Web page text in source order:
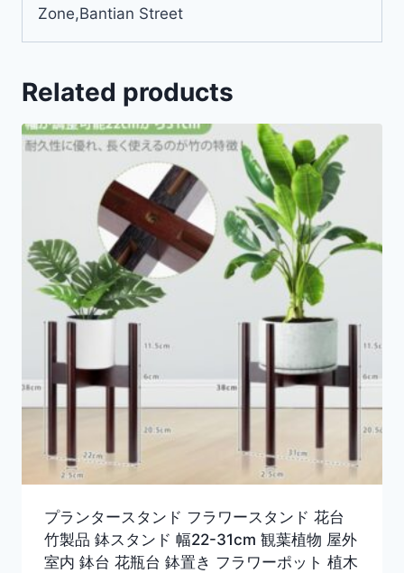
Zone,Bantian Street
Related products
プランタースタンド フラワースタンド 花台
竹製品 鉢スタンド 幅22-31cm 観葉植物 屋外
室内 鉢台 花瓶台 鉢置き フラワーポット 植木